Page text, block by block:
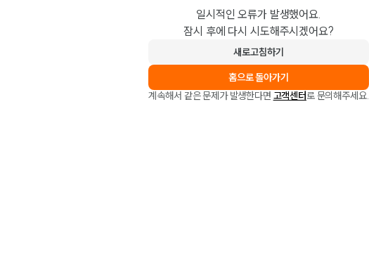
일시적인 오류가 발생했어요.
잠시 후에 다시 시도해주시겠어요?
새로고침하기
홈으로 돌아가기
계속해서 같은 문제가 발생한다면 고객센터로 문의해주세요.